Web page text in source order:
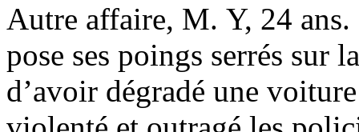
Autre affaire, M. Y, 24
pose ses poings serrés sur
d’avoir dégradé une